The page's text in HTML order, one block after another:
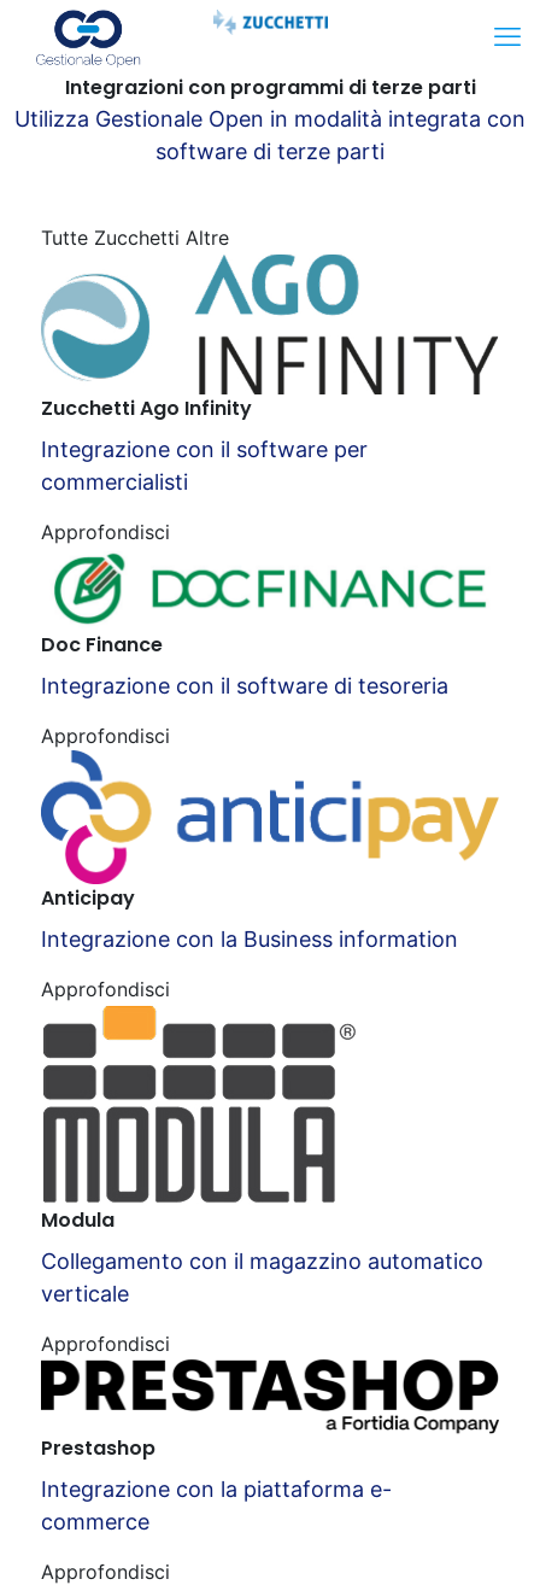
Integrazioni con programmi di terze parti
Utilizza Gestionale Open in modalità integrata con
software di terze parti
Tutte Zucchetti Altre
Zucchetti Ago Infinity
Integrazione con il software per
commercialisti
Approfondisci
Doc Finance
Integrazione con il software di tesoreria
Approfondisci
Anticipay
Integrazione con la Business information
Approfondisci
Modula
Collegamento con il magazzino automatico
verticale
Approfondisci
Prestashop
Integrazione con la piattaforma e-
commerce
Approfondisci